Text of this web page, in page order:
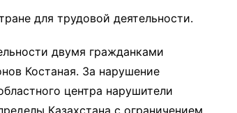
для трудовой деятельности.
двумя гражданками
Костаная. За нарушение
центра нарушители